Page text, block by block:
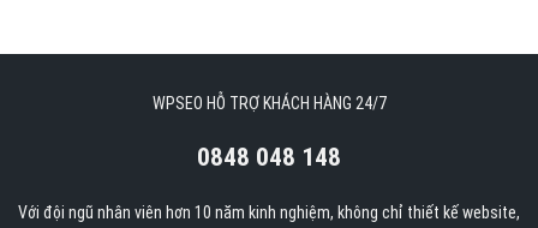
WPSEO HỖ TRỢ KHÁCH HÀNG 24/7
0848 048 148
Với đội ngũ nhân viên hơn 10 năm kinh nghiệm, không chỉ thiết kế website,